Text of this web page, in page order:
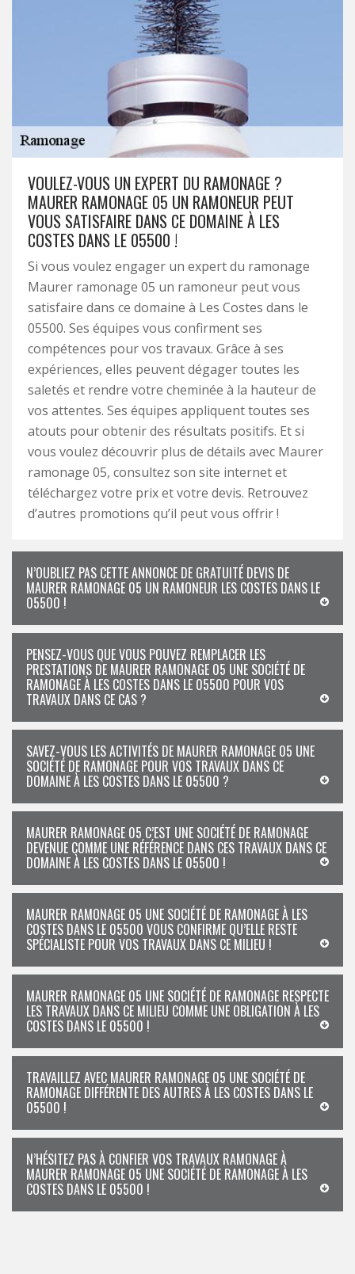
VOULEZ-VOUS UN EXPERT DU RAMONAGE ?
MAURER RAMONAGE 05 UN RAMONEUR PEUT
VOUS SATISFAIRE DANS CE DOMAINE À LES
COSTES DANS LE 05500 !
Si vous voulez engager un expert du ramonage
Maurer ramonage 05 un ramoneur peut vous
satisfaire dans ce domaine à Les Costes dans le
05500. Ses équipes vous confirment ses
compétences pour vos travaux. Grâce à ses
expériences, elles peuvent dégager toutes les
saletés et rendre votre cheminée à la hauteur de
vos attentes. Ses équipes appliquent toutes ses
atouts pour obtenir des résultats positifs. Et si
vous voulez découvrir plus de détails avec Maurer
ramonage 05, consultez son site internet et
téléchargez votre prix et votre devis. Retrouvez
d’autres promotions qu’il peut vous offrir !
N’OUBLIEZ PAS CETTE ANNONCE DE GRATUITÉ DEVIS DE
MAURER RAMONAGE 05 UN RAMONEUR LES COSTES DANS LE
05500 !
PENSEZ-VOUS QUE VOUS POUVEZ REMPLACER LES
PRESTATIONS DE MAURER RAMONAGE 05 UNE SOCIÉTÉ DE
RAMONAGE À LES COSTES DANS LE 05500 POUR VOS
TRAVAUX DANS CE CAS ?
SAVEZ-VOUS LES ACTIVITÉS DE MAURER RAMONAGE 05 UNE
SOCIÉTÉ DE RAMONAGE POUR VOS TRAVAUX DANS CE
DOMAINE À LES COSTES DANS LE 05500 ?
MAURER RAMONAGE 05 C’EST UNE SOCIÉTÉ DE RAMONAGE
DEVENUE COMME UNE RÉFÉRENCE DANS CES TRAVAUX DANS CE
DOMAINE À LES COSTES DANS LE 05500 !
MAURER RAMONAGE 05 UNE SOCIÉTÉ DE RAMONAGE À LES
COSTES DANS LE 05500 VOUS CONFIRME QU’ELLE RESTE
SPÉCIALISTE POUR VOS TRAVAUX DANS CE MILIEU !
MAURER RAMONAGE 05 UNE SOCIÉTÉ DE RAMONAGE RESPECTE
LES TRAVAUX DANS CE MILIEU COMME UNE OBLIGATION À LES
COSTES DANS LE 05500 !
TRAVAILLEZ AVEC MAURER RAMONAGE 05 UNE SOCIÉTÉ DE
RAMONAGE DIFFÉRENTE DES AUTRES À LES COSTES DANS LE
05500 !
N’HÉSITEZ PAS À CONFIER VOS TRAVAUX RAMONAGE À
MAURER RAMONAGE 05 UNE SOCIÉTÉ DE RAMONAGE À LES
COSTES DANS LE 05500 !